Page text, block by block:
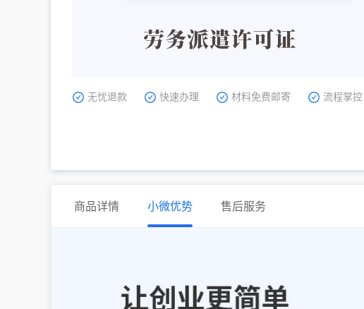
无忧退款 快速办理 材料免费邮寄 流程掌控
商品详情 小微优势 售后服务